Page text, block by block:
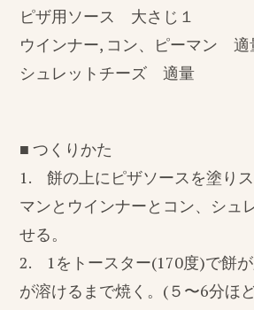
ピザ用ソース 大さじ１
ウインナー, コン、ピーマン 適
シュレットチーズ 適量
■ つくりかた
1. 餅の上にピザソースを塗り
マンとウインナーとコン、シュ
せる。
2. 1をトースター(170度)で餅
が溶けるまで焼く。(５〜6分ほど